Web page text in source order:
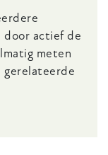
door actief de
meten
gerelateerde